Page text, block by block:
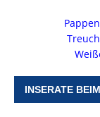
INSERATE